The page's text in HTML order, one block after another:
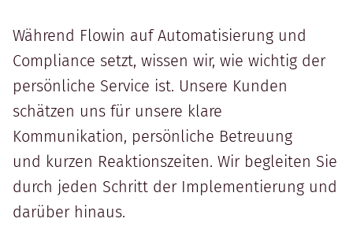
Während Flowin auf Automatisierung und
Compliance setzt, wissen wir, wie wichtig der
persönliche Service ist. Unsere Kunden
schätzen uns für unsere klare
Kommunikation, persönliche Betreuung
und kurzen Reaktionszeiten. Wir begleiten Sie
durch jeden Schritt der Implementierung und
darüber hinaus.